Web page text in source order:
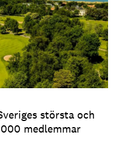
största och
medlemmar